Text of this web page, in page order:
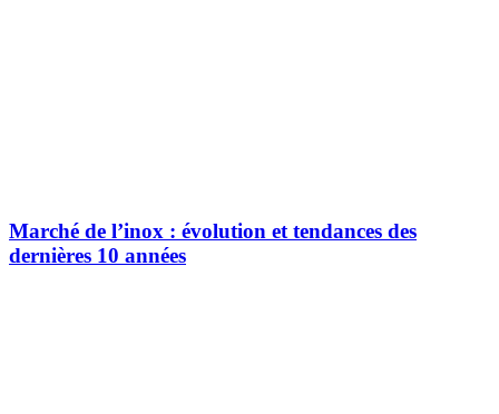
Marché de l’inox : évolution et tendances des
dernières 10 années